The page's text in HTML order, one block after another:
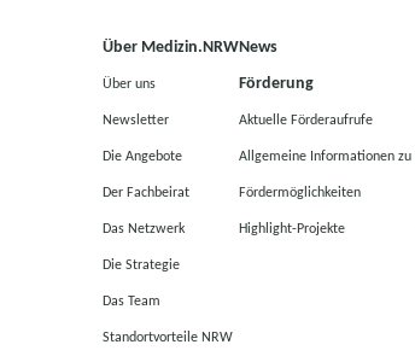
Über Medizin.NRW
Über uns
Newsletter
Die Angebote
Der Fachbeirat
Das Netzwerk
Die Strategie
Das Team
Standortvorteile NRW
News
Förderung
Aktuelle Förderaufrufe
Allgemeine Informationen zu
Fördermöglichkeiten
Highlight-Projekte